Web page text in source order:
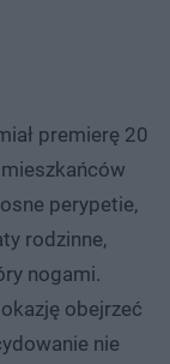
premierę 20
perypetie,
rodzinne,
nogami.
obejrzeć
nie